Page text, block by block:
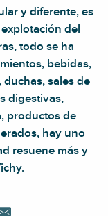
y diferente, es
del
todo se ha
bebidas,
sales de
digestivas,
productos de
hay uno
resuene más y